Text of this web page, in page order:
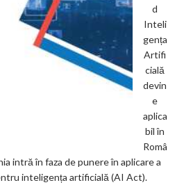
d
Inteli
gența
Artifi
cială
devin
e
aplica
bil în
Româ
intră în faza de punere în aplicare a
inteligența artificială (AI Act).